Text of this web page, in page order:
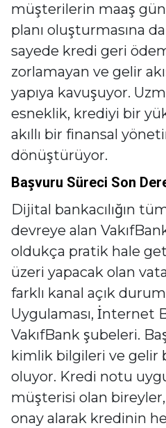
müşterilerin maaş
planı oluşturmasına
sayede kredi geri
zorlamayan ve gelir
yapıya kavuşuyor.
esneklik, krediyi bir
akıllı bir finansal
dönüştürüyor.
Başvuru Süreci Son
Dijital bankacılığın
devreye alan
oldukça pratik hale
üzeri yapacak olan
farklı kanal açık
Uygulaması, İnternet
VakıfBank şubeleri.
kimlik bilgileri ve gelir
oluyor. Kredi notu
müşterisi olan
onay alarak kredinin